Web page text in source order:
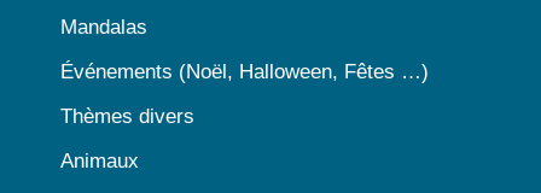
Mandalas
Événements (Noël, Halloween, Fêtes …)
Thèmes divers
Animaux